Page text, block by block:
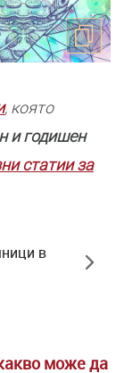
, която
и годишен
статии за
в
може да